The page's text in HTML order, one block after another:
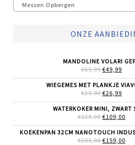
Messen Opbergen
ONZE
MANDOLINE VOLARI
€69,99
WAS:
€69,99.
€49,99
IS:
WIEGEMES MET PLANKJE
€39,99
WAS:
€39,99.
€26,99
IS:
WATERKOKER MINI, ZWART
€129,00
WAS:
€129,00.
€109,00
IS:
KOEKENPAN 32CM NANOTOUCH
€205,00 €159,00